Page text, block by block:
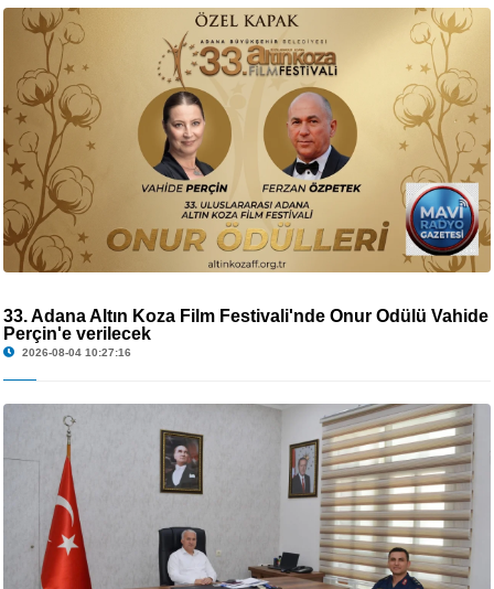
33. Adana Altın Koza Film Festivali'nde Onur Ödülü Vahide
Perçin'e verilecek
2026-08-04 10:27:16